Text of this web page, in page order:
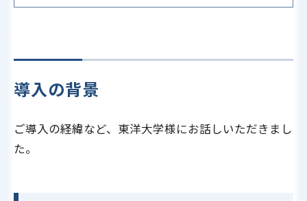
導入の背景
ご導入の経緯など、東洋大学様にお話しいただきまし
た。